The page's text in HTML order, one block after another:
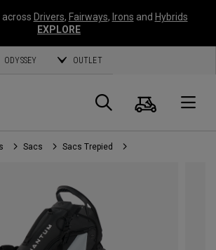
across Drivers, Fairways, Irons and Hybrids
EXPLORE
ODYSSEY OUTLET
Panier
Sacs Sacs Trepied